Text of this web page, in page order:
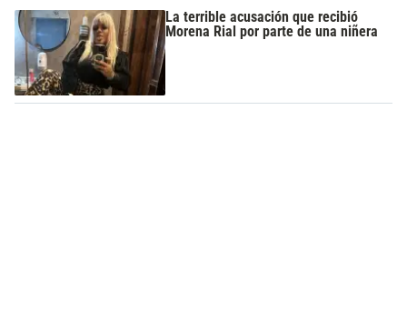
La terrible acusación que recibió
Morena Rial por parte de una niñera